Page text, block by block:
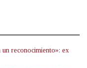
reconocimiento»: ex